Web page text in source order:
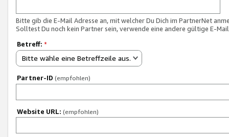
Bitte gib die E-Mail Adresse an, mit welcher Du Dich im PartnerNet
Solltest Du noch kein Partner sein, verwende eine andere gültige E-
Betreff: *
Bitte wähle eine Betreffzeile aus.
Partner-ID (empfohlen)
Website URL: (empfohlen)